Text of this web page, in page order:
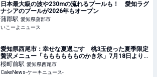
日本最大級の波や230mの流れるプールも！ 愛知ラグ
ナシアのプールが2026年もオープン
蒲郡駅 愛知県蒲郡市
いこーよニュース
愛知県西尾市：幸せな夏過ごす 桃3玉使った夏季限定
贅沢メニュー「もももももものかき氷」7月18日より
登場
桜町前駅 愛知県西尾市
CakeNews-ケーキニュース-